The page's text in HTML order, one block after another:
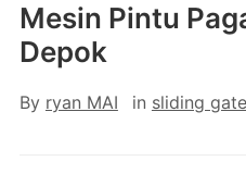
Mesin Pintu
Depok
By ryan MAI in sliding gate